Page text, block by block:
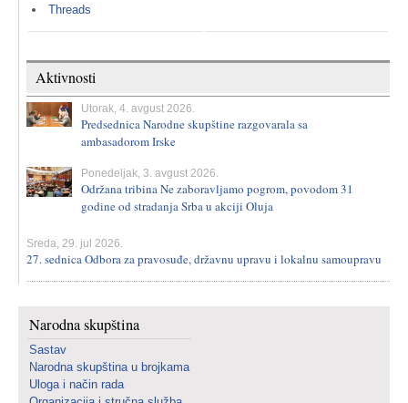
Threads
Aktivnosti
Utorak, 4. avgust 2026.
Predsednica Narodne skupštine razgovarala sa
ambasadorom Irske
Ponedeljak, 3. avgust 2026.
Održana tribina Ne zaboravljamo pogrom, povodom 31
godine od stradanja Srba u akciji Oluja
Sreda, 29. jul 2026.
27. sednica Odbora za pravosuđe, državnu upravu i lokalnu samoupravu
Narodna skupština
Sastav
Narodna skupština u brojkama
Uloga i način rada